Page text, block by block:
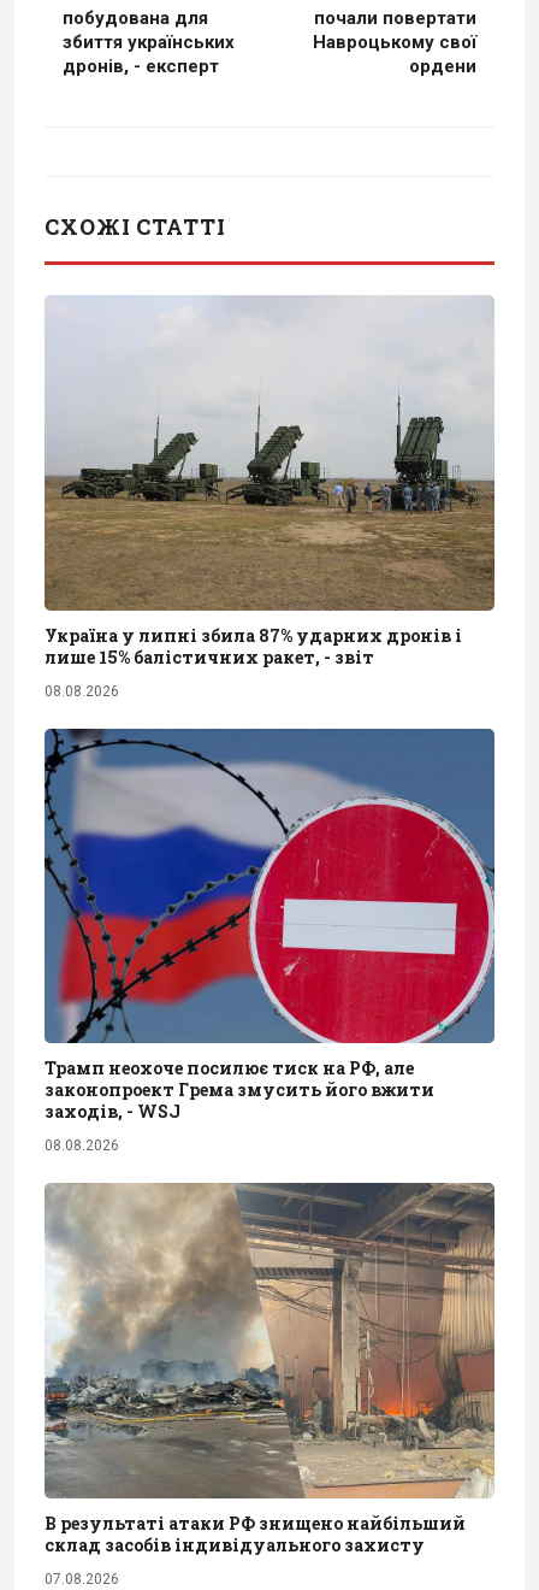
побудована для
збиття українських
дронів, - експерт
почали повертати
Навроцькому свої
ордени
СХОЖІ СТАТТІ
Україна у липні збила 87% ударних дронів і
лише 15% балістичних ракет, - звіт
08.08.2026
Трамп неохоче посилює тиск на РФ, але
законопроект Грема змусить його вжити
заходів, - WSJ
08.08.2026
В результаті атаки РФ знищено найбільший
склад засобів індивідуального захисту
07.08.2026